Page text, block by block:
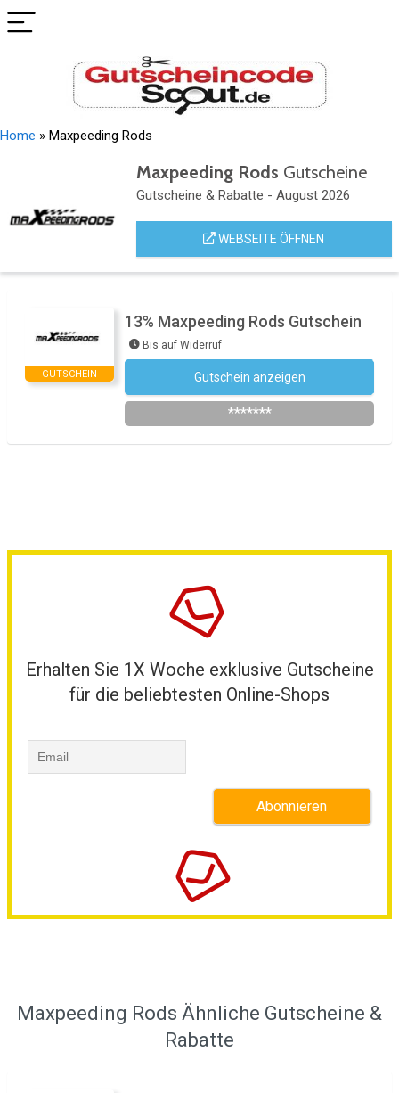
Home » Maxpeeding Rods
Maxpeeding Rods Gutscheine
Gutscheine & Rabatte - August 2026
WEBSEITE ÖFFNEN
GUTSCHEIN
13% Maxpeeding Rods Gutschein
Bis auf Widerruf
Gutschein anzeigen
*******
Erhalten Sie 1X Woche exklusive Gutscheine
für die beliebtesten Online-Shops
Maxpeeding Rods Ähnliche Gutscheine &
Rabatte